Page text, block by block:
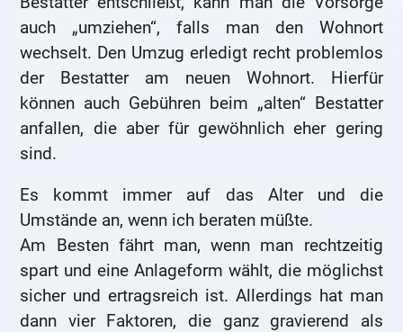
auch „umziehen“, falls man den Wohnort
wechselt. Den Umzug erledigt recht problemlos
der Bestatter am neuen Wohnort. Hierfür
können auch Gebühren beim „alten“ Bestatter
anfallen, die aber für gewöhnlich eher gering
sind.
Es kommt immer auf das Alter und die
Umstände an, wenn ich beraten müßte.
Am Besten fährt man, wenn man rechtzeitig
spart und eine Anlageform wählt, die möglichst
sicher und ertragsreich ist. Allerdings hat man
dann vier Faktoren, die ganz gravierend als